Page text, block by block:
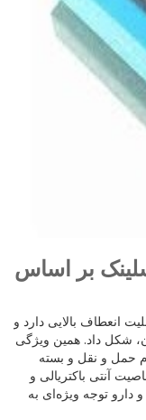
بر اساس
انعطاف بالایی دارد و
شکل داد. همین ویژگی
حمل و نقل و بسته
آنتی باکتریالی و
توجه ویژه‌ای به